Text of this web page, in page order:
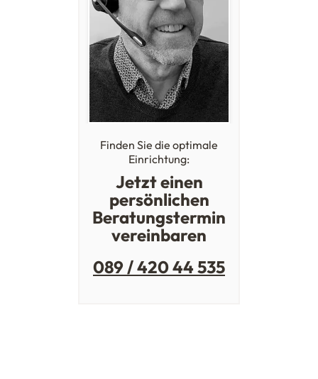
Finden Sie die optimale
Einrichtung:
Jetzt einen
persönlichen
Beratungstermin
vereinbaren
089 / 420 44 535